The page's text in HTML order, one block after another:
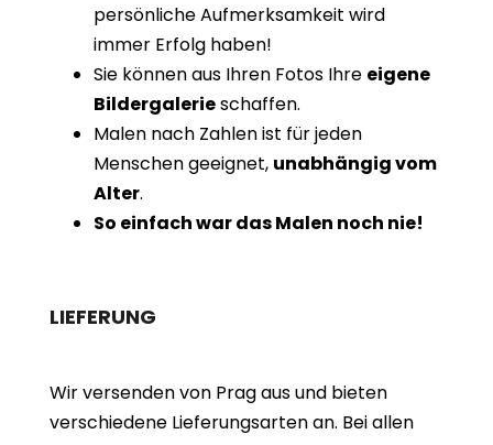
persönliche Aufmerksamkeit wird
immer Erfolg haben!
Sie können aus Ihren Fotos Ihre eigene
Bildergalerieschaffen.
Malen nach Zahlen ist für jeden
Menschen geeignet, unabhängig vom
Alter.
So einfach war das Malen noch nie!
LIEFERUNG
Wir versenden von Prag aus und bieten
verschiedene Lieferungsarten an. Bei allen